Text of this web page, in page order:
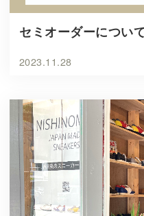
セミオーダーについ
2023.11.28